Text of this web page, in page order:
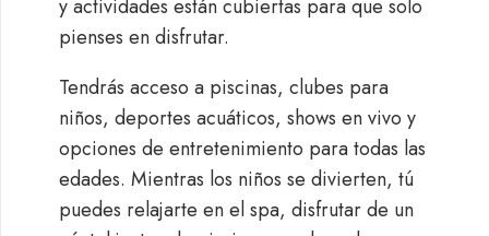
y actividades están cubiertas para que solo
pienses en disfrutar.
Tendrás acceso a piscinas, clubes para
niños, deportes acuáticos, shows en vivo y
opciones de entretenimiento para todas las
edades. Mientras los niños se divierten, tú
puedes relajarte en el spa, disfrutar de un